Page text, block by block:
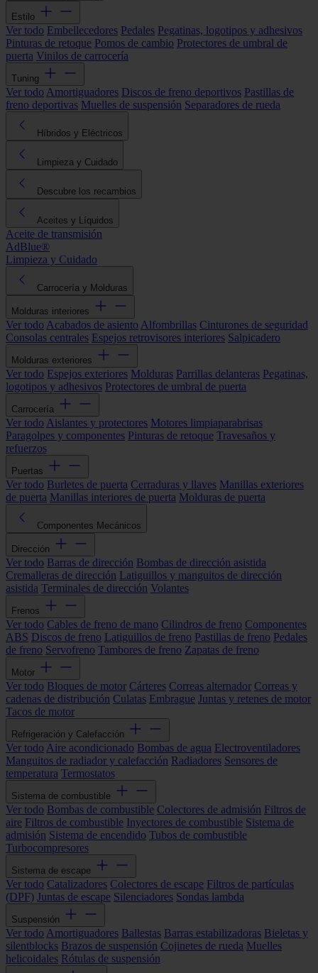
Estilo
Ver todo Embellecedores Pedales Pegatinas, logotipos y adhesivos
Pinturas de retoque Pomos de cambio Protectores de umbral de
puerta Vinilos de carrocería
Tuning
Ver todo Amortiguadores Discos de freno deportivos Pastillas de
freno deportivas Muelles de suspensión Separadores de rueda
Híbridos y Eléctricos
Limpieza y Cuidado
Descubre los recambios
Aceites y Líquidos
Aceite de transmisión
AdBlue®
Limpieza y Cuidado
Carrocería y Molduras
Molduras interiores
Ver todo Acabados de asiento Alfombrillas Cinturones de seguridad
Consolas centrales Espejos retrovisores interiores Salpicadero
Molduras exteriores
Ver todo Espejos exteriores Molduras Parrillas delanteras Pegatinas,
logotipos y adhesivos Protectores de umbral de puerta
Carrocería
Ver todo Aislantes y protectores Motores limpiaparabrisas
Paragolpes y componentes Pinturas de retoque Travesaños y
refuerzos
Puertas
Ver todo Burletes de puerta Cerraduras y llaves Manillas exteriores
de puerta Manillas interiores de puerta Molduras de puerta
Componentes Mecánicos
Dirección
Ver todo Barras de dirección Bombas de dirección asistida
Cremalleras de dirección Latiguillos y manguitos de dirección
asistida Terminales de dirección Volantes
Frenos
Ver todo Cables de freno de mano Cilindros de freno Componentes
ABS Discos de freno Latiguillos de freno Pastillas de freno Pedales
de freno Servofreno Tambores de freno Zapatas de freno
Motor
Ver todo Bloques de motor Cárteres Correas alternador Correas y
cadenas de distribución Culatas Embrague Juntas y retenes de motor
Tacos de motor
Refrigeración y Calefacción
Ver todo Aire acondicionado Bombas de agua Electroventiladores
Manguitos de radiador y calefacción Radiadores Sensores de
temperatura Termostatos
Sistema de combustible
Ver todo Bombas de combustible Colectores de admisión Filtros de
aire Filtros de combustible Inyectores de combustible Sistema de
admisión Sistema de encendido Tubos de combustible
Turbocompresores
Sistema de escape
Ver todo Catalizadores Colectores de escape Filtros de partículas
(DPF) Juntas de escape Silenciadores Sondas lambda
Suspensión
Ver todo Amortiguadores Ballestas Barras estabilizadoras Bieletas y
silentblocks Brazos de suspensión Cojinetes de rueda Muelles
helicoidales Rótulas de suspensión